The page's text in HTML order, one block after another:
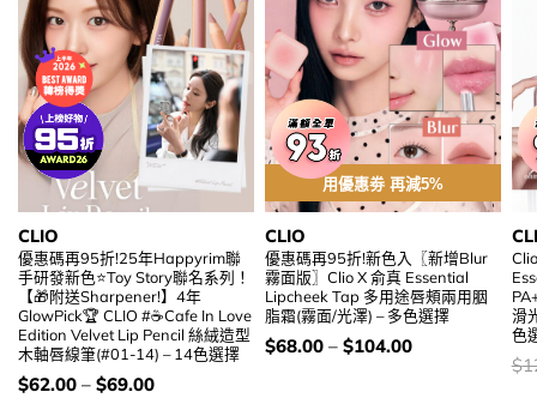
CLIO
優惠碼再95折!25年Happyrim聯
手研發新色⭐Toy Story聯名系列！
【🎁附送Sharpener!】4年
GlowPick🏆 CLIO #☕Cafe In Love
Edition Velvet Lip Pencil 絲絨造型
木軸唇線筆(#01-14) – 14色選擇
價
$62.00– $69.00
用優惠劵 再減5%
CLIO
優惠碼再95折!新色入〖新增Blur
霧面版〗Clio X 俞真 Essential
Lipcheek Tap 多用途唇頰兩用胭
脂霜(霧面/光澤) – 多色選擇
價
$68.00– $104.00
滑
色
價
$